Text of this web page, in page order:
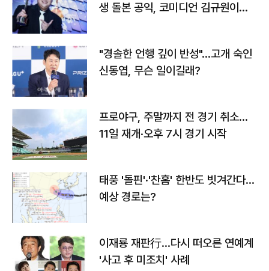
생 돌본 공익, 코미디언 김규원이었
"경솔한 언행 깊이 반성"…고개 숙인
신동엽, 무슨 일이길래?
프로야구, 주말까지 전 경기 취소…
11일 재개·오후 7시 경기 시작
태풍 '돌핀'·'찬홈' 한반도 빗겨간다…
예상 경로는?
이재룡 재판行…다시 떠오른 연예계
'사고 후 미조치' 사례